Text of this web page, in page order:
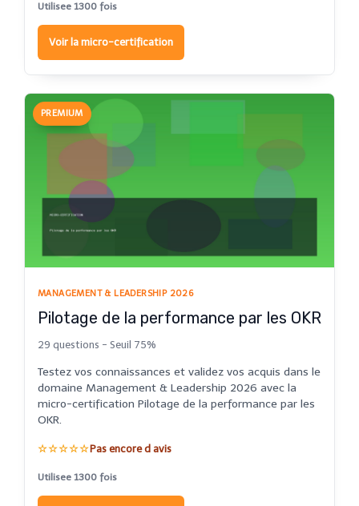
Utilisee 1300 fois
Voir la micro-certification
PREMIUM
MANAGEMENT & LEADERSHIP 2026
Pilotage de la performance par les OKR
29 questions - Seuil 75%
Testez vos connaissances et validez vos acquis dans le
domaine Management & Leadership 2026 avec la
micro-certification Pilotage de la performance par les
OKR.
☆☆☆☆☆Pas encore d avis
Utilisee 1300 fois